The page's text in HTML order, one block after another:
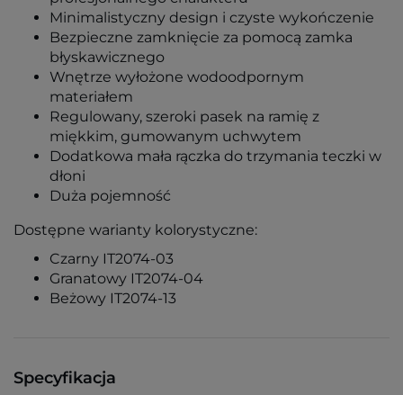
Minimalistyczny design i czyste wykończenie
Bezpieczne zamknięcie za pomocą zamka
błyskawicznego
Wnętrze wyłożone wodoodpornym
materiałem
Regulowany, szeroki pasek na ramię z
miękkim, gumowanym uchwytem
Dodatkowa mała rączka do trzymania teczki w
dłoni
Duża pojemność
Dostępne warianty kolorystyczne:
Czarny IT2074-03
Granatowy IT2074-04
Beżowy IT2074-13
Specyfikacja